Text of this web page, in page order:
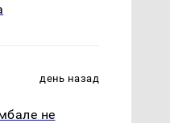
день назад
не